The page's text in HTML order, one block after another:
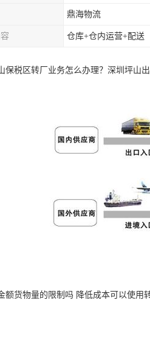
鼎海物流
仓库+仓内运营+配送
保税区转厂业务怎么办理？深圳坪山
额货物量的限制吗 降低成本可以使用转